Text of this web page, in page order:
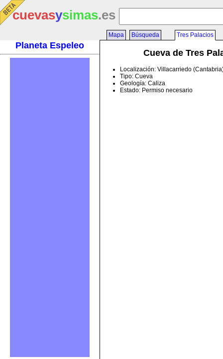
cuevasysimas.es
Planeta Espeleo
Mapa Búsqueda Tres Palacios
Cueva de Tres
Localización: Villacarriedo
Tipo: Cueva
Geología: Caliza
Estado: Permiso necesario